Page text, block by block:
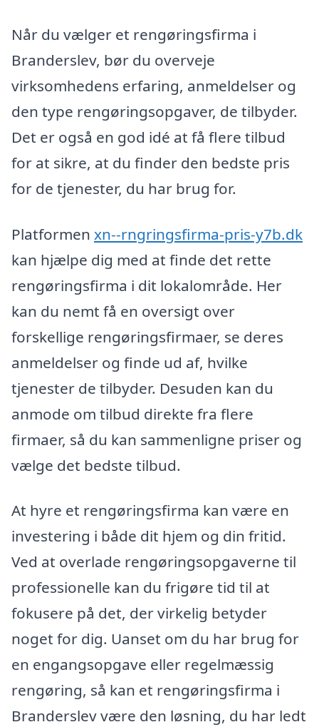
Når du vælger et rengøringsfirma i
Branderslev, bør du overveje
virksomhedens erfaring, anmeldelser og
den type rengøringsopgaver, de tilbyder.
Det er også en god idé at få flere tilbud
for at sikre, at du finder den bedste pris
for de tjenester, du har brug for.
Platformen xn--rngringsfirma-pris-y7b.dk
kan hjælpe dig med at finde det rette
rengøringsfirma i dit lokalområde. Her
kan du nemt få en oversigt over
forskellige rengøringsfirmaer, se deres
anmeldelser og finde ud af, hvilke
tjenester de tilbyder. Desuden kan du
anmode om tilbud direkte fra flere
firmaer, så du kan sammenligne priser og
vælge det bedste tilbud.
At hyre et rengøringsfirma kan være en
investering i både dit hjem og din fritid.
Ved at overlade rengøringsopgaverne til
professionelle kan du frigøre tid til at
fokusere på det, der virkelig betyder
noget for dig. Uanset om du har brug for
en engangsopgave eller regelmæssig
rengøring, så kan et rengøringsfirma i
Branderslev være den løsning, du har ledt